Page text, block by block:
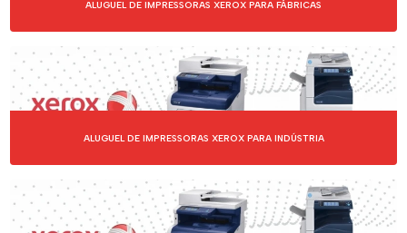
ALUGUEL DE IMPRESSORAS XEROX PARA FÁBRICAS
ALUGUEL DE IMPRESSORAS XEROX PARA INDÚSTRIA